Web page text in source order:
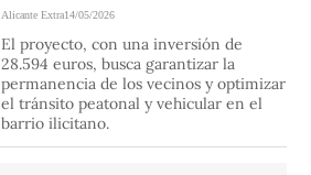
Alicante Extra14/05/2026
El proyecto, con una inversión de
28.594 euros, busca garantizar la
permanencia de los vecinos y optimizar
el tránsito peatonal y vehicular en el
barrio ilicitano.